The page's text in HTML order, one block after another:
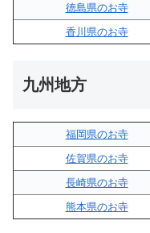
徳島県のお寺
香川県のお寺
九州地方
福岡県のお寺
佐賀県のお寺
長崎県のお寺
熊本県のお寺